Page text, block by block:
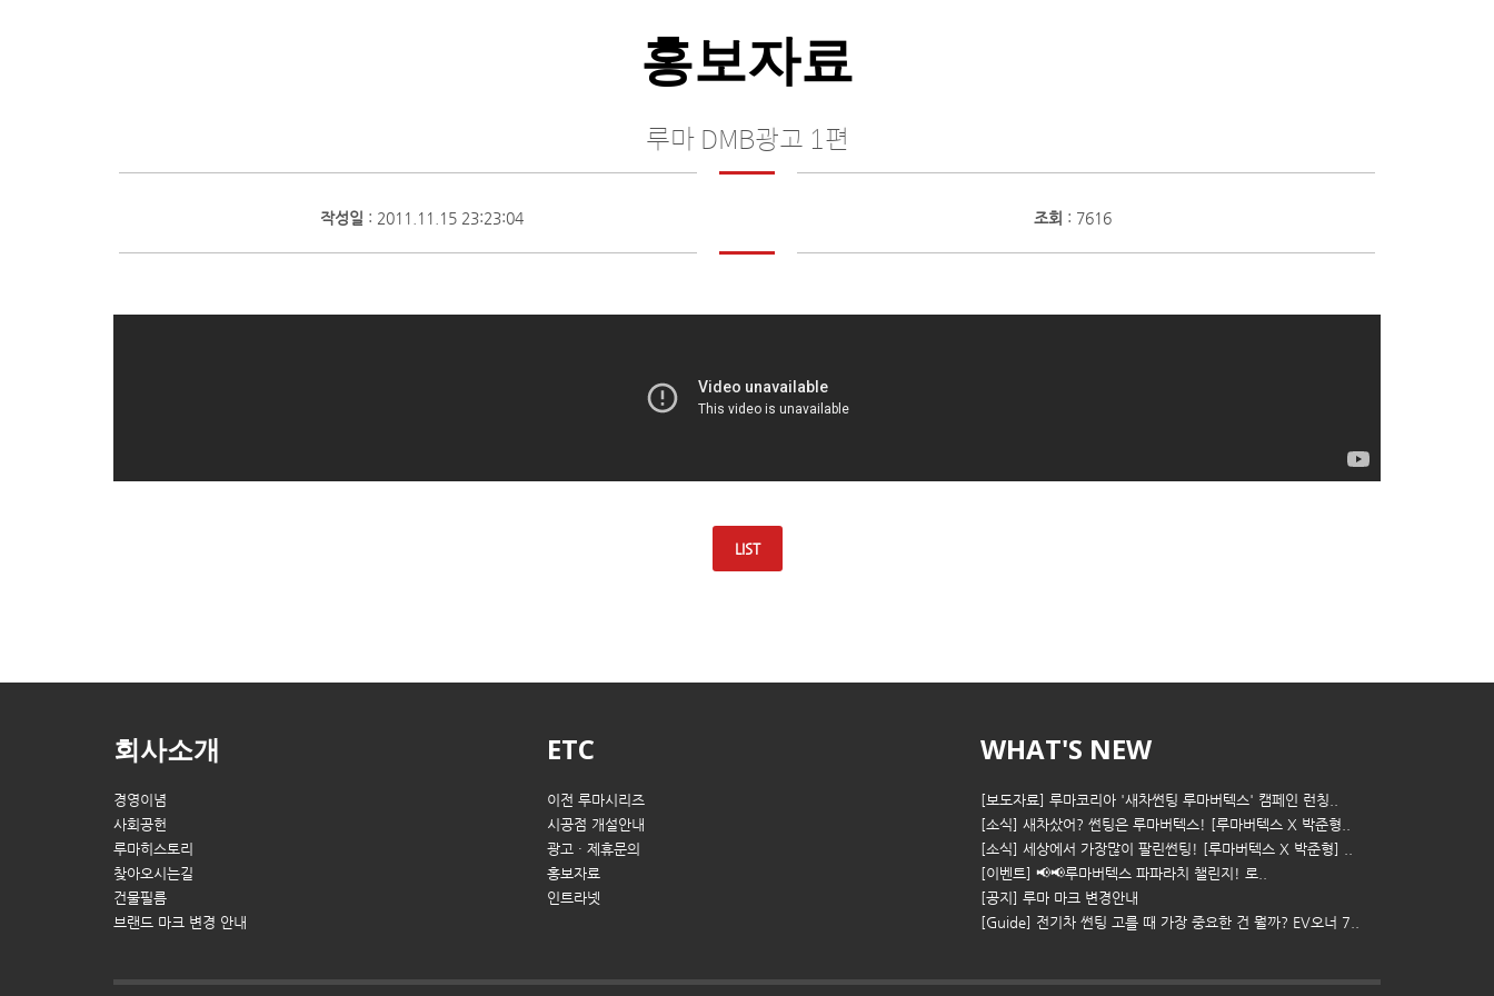
홍보자료
루마 DMB광고 1편
작성일 : 2011.11.15 23:23:04 조회 : 7616
LIST
회사소개
경영이념
사회공헌
루마히스토리
찾아오시는길
건물필름
브랜드 마크 변경 안내
ETC
이전 루마시리즈
시공점 개설안내
광고 · 제휴문의
홍보자료
인트라넷
WHAT'S NEW
[보도자료] 루마코리아 '새차썬팅 루마버텍스' 캠페인 런칭..
[소식] 새차샀어? 썬팅은 루마버텍스! [루마버텍스 X 박준형..
[소식] 세상에서 가장많이 팔린썬팅! [루마버텍스 X 박준형] ..
[이벤트] 📢📢루마버텍스 파파라치 챌린지! 로..
[공지] 루마 마크 변경안내
[Guide] 전기차 썬팅 고를 때 가장 중요한 건 뭘까? EV오너 7..